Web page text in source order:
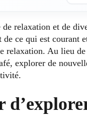
relaxation et de
de ce qui est
relaxation. Au lieu
explorer de